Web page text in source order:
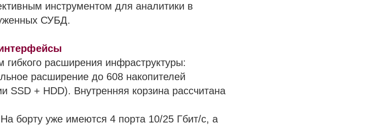
инструментом для аналитики в
СУБД.
гибкого расширения инфраструктуры:
расширение до 608 накопителей
SSD + HDD). Внутренняя корзина рассчитана
борту уже имеются 4 порта 10/25 Гбит/с, а